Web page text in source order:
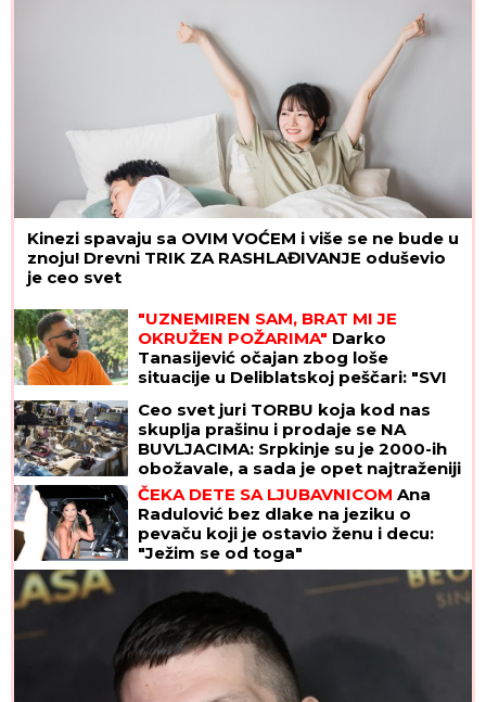
Kinezi spavaju sa OVIM VOĆEM i više se ne bude u
znoju! Drevni TRIK ZA RASHLAĐIVANJE oduševio
je ceo svet
"UZNEMIREN SAM, BRAT MI JE
OKRUŽEN POŽARIMA" Darko
Tanasijević očajan zbog loše
situacije u Deliblatskoj peščari: "SVI
informacije ima
Ceo svet juri TORBU koja kod nas
skuplja prašinu i prodaje se NA
BUVLJACIMA: Srpkinje su je 2000-ih
obožavale, a sada je opet najtraženiji
komad!
ČEKA DETE SA LJUBAVNICOM Ana
Radulović bez dlake na jeziku o
pevaču koji je ostavio ženu i decu:
"Ježim se od toga"